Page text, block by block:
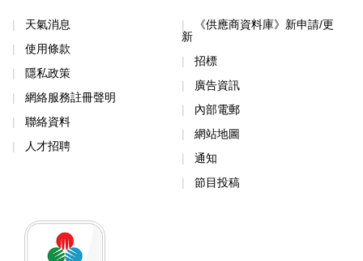
天氣消息
使用條款
隱私政策
網絡服務註冊聲明
聯絡資料
人才招聘
《供應商資料庫》新申請/更
新
招標
廣告資訊
內部電郵
網站地圖
通知
節目投稿